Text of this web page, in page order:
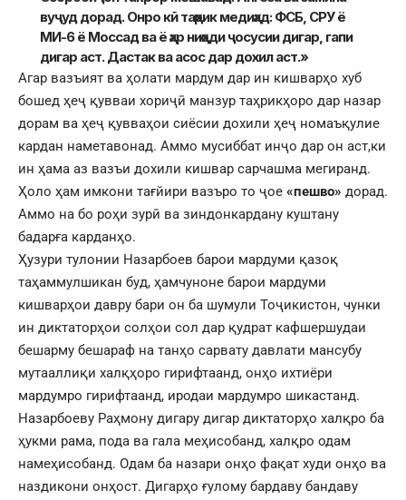
вуҷуд дорад. Онро кӣ таҳрик медиҳад: ФСБ, СРУ ё
МИ-6 ё Моссад ва ё ҳар ниҳоди ҷосусии дигар, гапи
дигар аст. Дастак ва асос дар дохил аст.»
Агар вазъият ва ҳолати мардум дар ин кишварҳо хуб
бошед ҳеҷ қувваи хориҷӣ манзур таҳрикҳоро дар назар
дорам ва ҳеҷ қувваҳои сиёсии дохили ҳеҷ номаъқулие
кардан наметавонад. Аммо мусиббат инҷо дар он аст,ки
ин ҳама аз вазъи дохили кишвар сарчашма мегиранд.
Ҳоло ҳам имкони тағйири вазъро то ҷое «пешво» дорад.
Аммо на бо роҳи зурӣ ва зиндонкардану куштану
бадарға карданҳо.
Ҳузури тулонии Назарбоев барои мардуми қазоқ
таҳаммулшикан буд, ҳамчуноне барои мардуми
кишварҳои давру бари он ба шумули Тоҷикистон, чунки
ин диктаторҳои солҳои сол дар қудрат кафшершудаи
бешарму бешараф на танҳо сарвату давлати мансубу
мутааллиқи халқҳоро гирифтаанд, онҳо ихтиёри
мардумро гирифтаанд, иродаи мардумро шикастанд.
Назарбоеву Раҳмону дигару дигар диктаторҳо халқро ба
ҳукми рама, пода ва гала меҳисобанд, халқро одам
намеҳисобанд. Одам ба назари онҳо фақат худи онҳо ва
наздикони онҳост. Дигарҳо ғулому бардаву бандаву